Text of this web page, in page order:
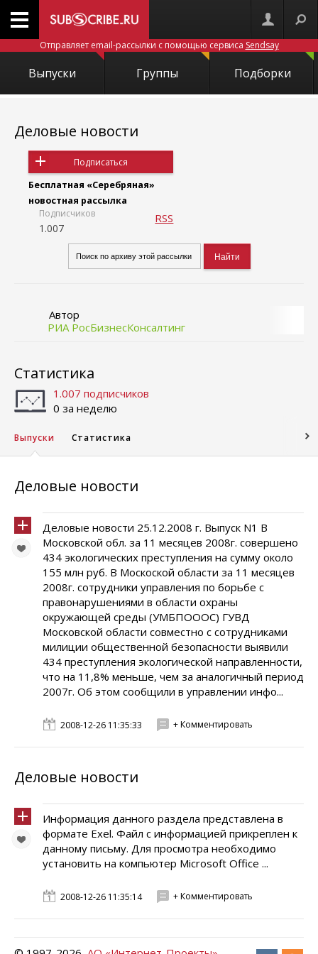
Отправляет email-рассылки с помощью сервиса Sendsay
Выпуски Группы Подборки
Деловые новости
Подписаться
Бесплатная «Серебряная»
новостная рассылка
Подписчиков
1.007
RSS
Автор
РИА РосБизнесКонсалтинг
Статистика
1.007 подписчиков
0 за неделю
Выпуски Статистика
Деловые новости
Деловые новости 25.12.2008 г. Выпуск N1 В
Московской обл. за 11 месяцев 2008г. совершено
434 экологических преступления на сумму около
155 млн руб. В Москоской области за 11 месяцев
2008г. сотрудники управления по борьбе с
правонарушениями в области охраны
окружающей среды (УМБПОООС) ГУВД
Московской области совместно с сотрудниками
милиции общественной безопасности выявили
434 преступления экологической направленности,
что на 11,8% меньше, чем за аналогичный период
2007г. Об этом сообщили в управлении инфо...
2008-12-26 11:35:33 + Комментировать
Деловые новости
Информация данного раздела представлена в
формате Exel. Файл с информацией прикреплен к
данному письму. Для просмотра необходимо
установить на компьютер Microsoft Office ...
2008-12-26 11:35:14 + Комментировать